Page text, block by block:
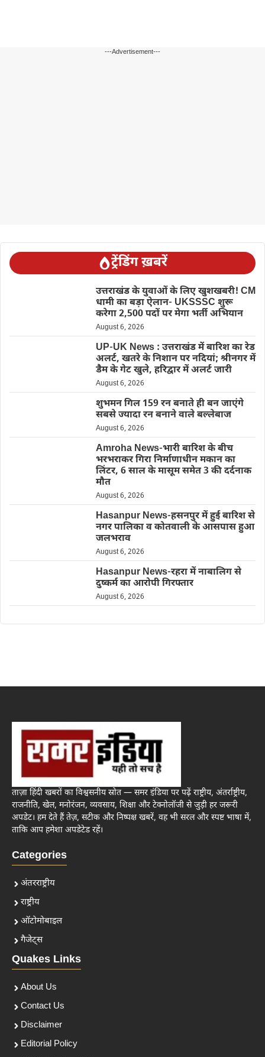
---Advertisement---
ट्रेंडिंग ख़बरें
उत्तराखंड के युवाओं के लिए खुशखबरी! CM
धामी का बड़ा ऐलान- UKSSSC शुरू
करेगा 2,500 पदों पर मेगा भर्ती अभियान
August 6, 2026
UP-UK News : उत्तराखंड में बारिश का रेड
अलर्ट, खतरे के निशान पर नदियां; श्रीनगर में
डैम के गेट खुले, हरिद्वार में अलर्ट जारी
August 6, 2026
शुभमन गिल 159 रन बनाते ही बन जाएंगे
सबसे ज्यादा रन बनाने वाले बल्लेबाज
August 6, 2026
Amroha News-भारी बारिश के बीच
भरभराकर गिरा निर्माणाधीन मकान का
लिंटर, 6 साल के मासूम समेत 3 की दर्दनाक
मौत
August 6, 2026
Hasanpur News-हसनपुर में हुई बारिश से
नगर पालिका व कोतवाली के आसपास हुआ
जलभराव
August 6, 2026
Hasanpur News-रहरा में नाबालिग से
दुष्कर्म का आरोपी गिरफ्तार
August 6, 2026
ताज़ा हिंदी खबरों का विश्वसनीय स्रोत — समर इंडिया पर पढ़ें राष्ट्रीय, अंतर्राष्ट्रीय,
राजनीति, खेल, मनोरंजन, व्यवसाय, शिक्षा और टेक्नोलॉजी से जुड़ी हर जरूरी
अपडेट। हम देते हैं तेज़, सटीक और निष्पक्ष खबरें, वह भी सरल और स्पष्ट भाषा में,
ताकि आप हमेशा अपडेटेड रहें।
Categories
अंतरराष्ट्रीय
राष्ट्रीय
ऑटोमोबाइल
गैजेट्स
Quakes Links
About Us
Contact Us
Disclaimer
Editorial Policy